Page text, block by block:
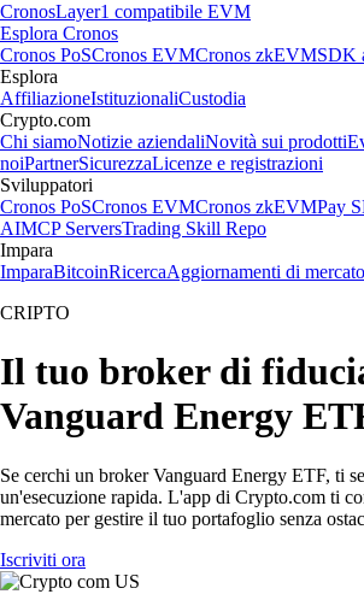
CronosLayer1 compatibile EVM
Esplora Cronos
Cronos PoSCronos EVMCronos zkEVMSDK
Esplora
AffiliazioneIstituzionaliCustodia
Crypto.com
Chi siamoNotizie aziendaliNovità sui prodotti
noiPartnerSicurezzaLicenze e registrazioni
Sviluppatori
Cronos PoSCronos EVMCronos zkEVMPay
AIMCP ServersTrading Skill Repo
Impara
ImparaBitcoinRicercaAggiornamenti di mercato
CRIPTO
Il tuo broker di
Vanguard Energy
Se cerchi un broker Vanguard Energy ETF, ti
un'esecuzione rapida. L'app di Crypto.com ti
mercato per gestire il tuo portafoglio senza
Iscriviti ora